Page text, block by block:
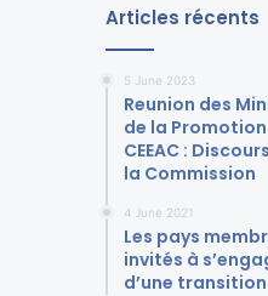
Articles récents
5 June 2023
Reunion des
de la
CEEAC :
la Commission
4 June 2021
Les pays
invités à
d’une